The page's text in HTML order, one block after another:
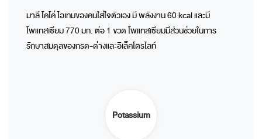
มาลี โคโค่ ไอเทมของคนใส่ใจตัวเอง มี พลังงาน 60 kcal และมี
โพแทสเซียม 770 มก. ต่อ 1 ขวด โพแทสเซียมมีส่วนช่วยในการ
รักษาสมดุลของกรด-ด่างและอิเล็คโตรไลท์
Potassium